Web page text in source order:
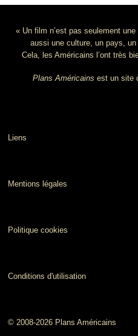
« Un film n’est pas seulement
aussi une culture, un pays,
Cela, les Américains l’ont très
Plans Américains est un site
Liens
Mentions légales
Politique cookies
Conditions d'utilisation
© 2008-2026 Plans Américains